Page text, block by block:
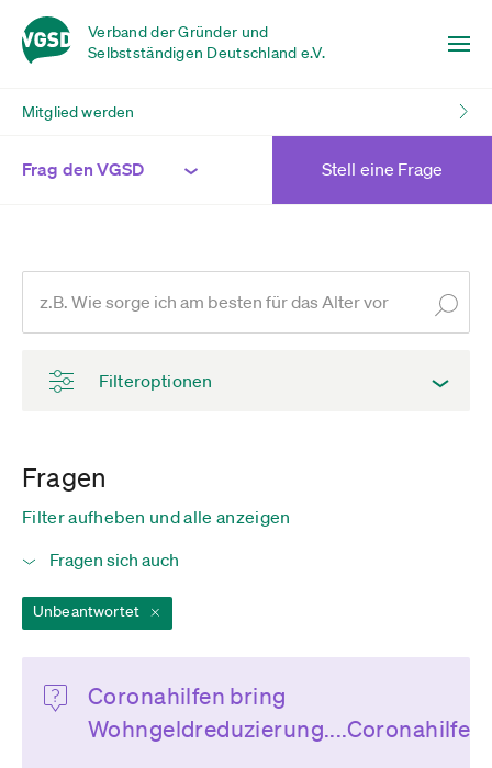
Verband der Gründer und
Selbstständigen Deutschland e.V.
Mitglied werden
Frag den VGSD Stell eine Frage
Filteroptionen
Fragen
Filter aufheben und alle anzeigen
Unbeantwortet
Coronahilfen bring
Wohngeldreduzierung....Coronahilfe